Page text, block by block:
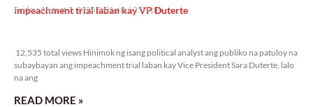
impeachment trial laban kay VP Duterte
Friday, August 7, 2026 2:01 pm 2:01 pm
12,535 total views Hinimok ng isang political analyst ang publiko na patuloy na
subaybayan ang impeachment trial laban kay Vice President Sara Duterte, lalo
na ang
READ MORE »